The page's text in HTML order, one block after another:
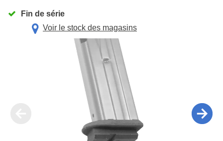
Fin de série
Voir le stock des magasins